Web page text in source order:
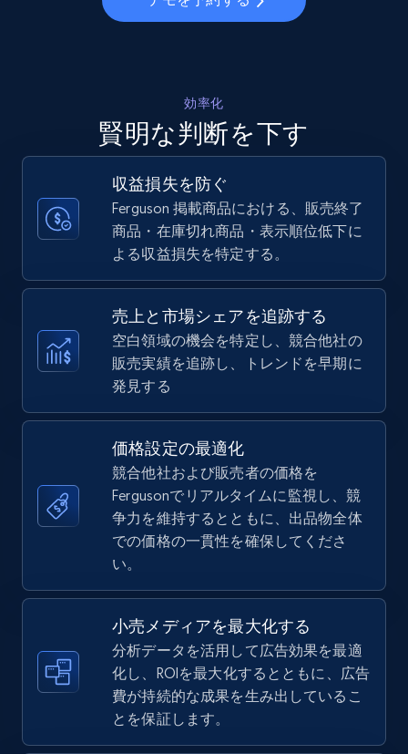
Walmart - products - Collects products by
specific keywords
5.6K+ 875+ 今すぐ始める
Walmart - products - Discover products by
using sku numbers
URL, Final price, Sku, Currency, Gtin,
Specifications, Image urls, Top reviews, and
more.
5.6K+ 875+ 今すぐ始める
TikTok Shop
URL, Title, Available, Description, Currency, Initial
price, Final price, Discount percent, and more.
TikTok Shop - category
URL, Title, Available, Description, Currency, Initial
price, Final price, Discount percent, and more.
5.4K+ 668+ 今すぐ始める
効率化
賢明な判断を下す
収益損失を防ぐ
Ferguson 掲載商品における、販売終了
商品・在庫切れ商品・表示順位低下に
よる収益損失を特定する。
売上と市場シェアを追跡する
空白領域の機会を特定し、競合他社の
販売実績を追跡し、トレンドを早期に
発見する
価格設定の最適化
競合他社および販売者の価格を
Fergusonでリアルタイムに監視し、競
争力を維持するとともに、出品物全体
での価格の一貫性を確保してくださ
い。
小売メディアを最大化する
分析データを活用して広告効果を最適
化し、ROIを最大化するとともに、広告
費が持続的な成果を生み出しているこ
とを保証します。